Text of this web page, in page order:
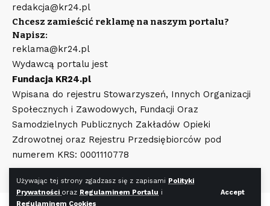
Używając tej strony zgadzasz się z zapisami Polityki
Prywatności oraz Regulaminem Portalu i
Regulaminem Cookies
Accept
redakcja@kr24.pl
Chcesz zamieścić reklamę na naszym portalu?
Napisz:
reklama@kr24.pl
Wydawcą portalu jest
Fundacja KR24.pl
Wpisana do rejestru Stowarzyszeń, Innych Organizacji
Społecznych i Zawodowych, Fundacji Oraz
Samodzielnych Publicznych Zakładów Opieki
Zdrowotnej oraz Rejestru Przedsiębiorców pod
numerem KRS: 0001110778